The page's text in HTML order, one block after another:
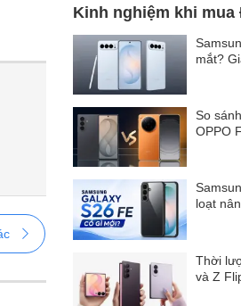
Kinh nghiệm khi
mắt?
So
OPPO
loạt
Thời
và Z